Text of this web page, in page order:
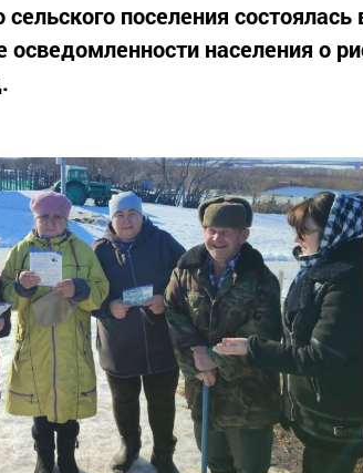
поселения
населения о